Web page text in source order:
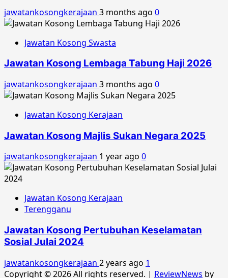
jawatankosongkerajaan 3 months ago 0
Jawatan Kosong Swasta
Jawatan Kosong Lembaga Tabung Haji 2026
jawatankosongkerajaan 3 months ago 0
Jawatan Kosong Kerajaan
Jawatan Kosong Majlis Sukan Negara 2025
jawatankosongkerajaan 1 year ago 0
Jawatan Kosong Kerajaan
Terengganu
Jawatan Kosong Pertubuhan Keselamatan
Sosial Julai 2024
jawatankosongkerajaan 2 years ago 1
Copyright © 2026 All rights reserved. | ReviewNews by